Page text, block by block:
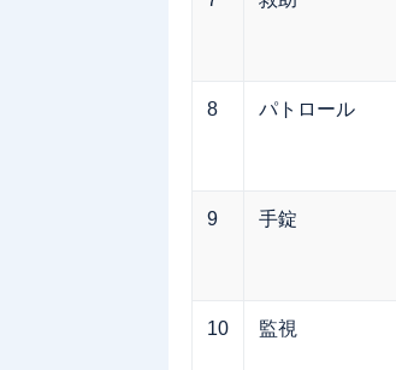
8 パトロール
9 手錠
10 監視